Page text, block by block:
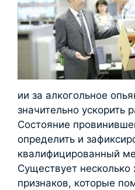
ии за алкогольное
значительно ускорить
Состояние
определить и
квалифицированный
Существует несколько
признаков, которые